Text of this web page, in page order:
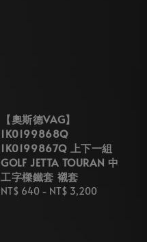
【奧斯德VAG】
1K0199868Q
1K0199867Q 上下一組
GOLF JETTA TOURAN 中
工字樑鐵套 襯套
Regular
NT$ 640 - NT$ 3,200